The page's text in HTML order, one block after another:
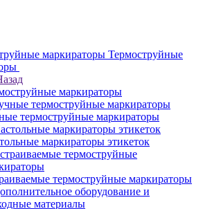
Термоструйные
маркираторы
термоструйные маркираторы
маркираторы этикеток
термоструйные маркираторы